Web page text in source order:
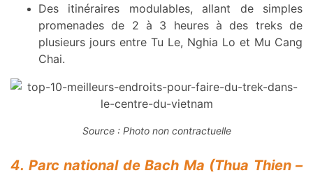
Des itinéraires modulables, allant de simples
promenades de 2 à 3 heures à des treks de
plusieurs jours entre Tu Le, Nghia Lo et Mu Cang
Chai.
Source : Photo non contractuelle
4. Parc national de Bach Ma (Thua Thien –